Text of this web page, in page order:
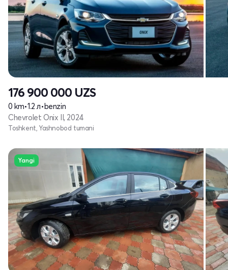
176 900 000 UZS
0 km•1.2 л•benzin
Chevrolet Onix II, 2024
Toshkent, Yashnobod tumani
Yangi